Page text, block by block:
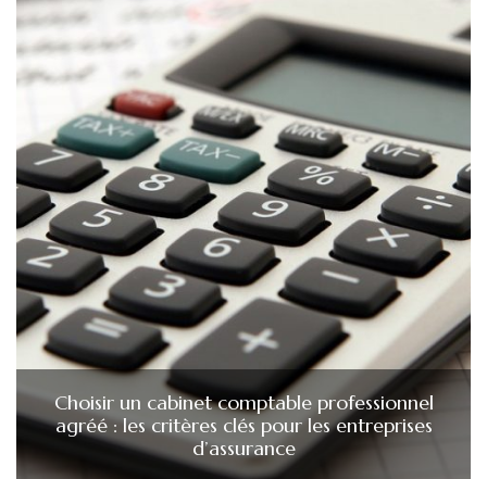
Choisir un cabinet comptable professionnel
agréé : les critères clés pour les entreprises
d’assurance